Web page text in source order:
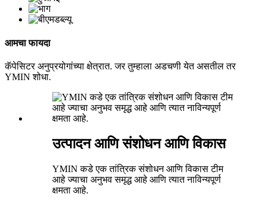
आमचा फायदा
कॅपेसिटर अनुप्रयोगांच्या क्षेत्रात. जर तुम्हाला अडचणी येत असतील तर
YMIN शोधा.
उत्पादन आणि संशोधन आणि विकास
YMIN कडे एक तांत्रिक संशोधन आणि विकास टीम
आहे ज्याचा अनुभव समृद्ध आहे आणि त्यात नाविन्यपूर्ण
क्षमता आहे.